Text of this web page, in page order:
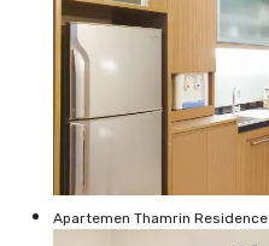
Apartemen Thamrin Residence